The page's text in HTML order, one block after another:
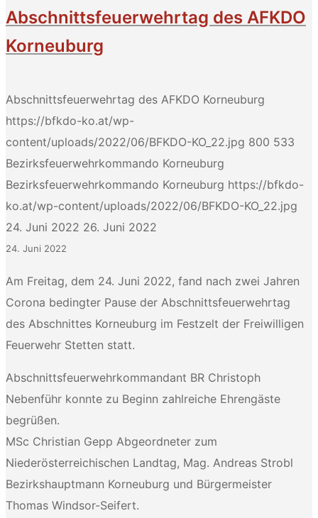
Abschnittsfeuerwehrtag des AFKDO
Korneuburg
Abschnittsfeuerwehrtag des AFKDO Korneuburg
https://bfkdo-ko.at/wp-
content/uploads/2022/06/BFKDO-KO_22.jpg 800 533
Bezirksfeuerwehrkommando Korneuburg
Bezirksfeuerwehrkommando Korneuburg https://bfkdo-
ko.at/wp-content/uploads/2022/06/BFKDO-KO_22.jpg
24. Juni 2022 26. Juni 2022
24. Juni 2022
Am Freitag, dem 24. Juni 2022, fand nach zwei Jahren
Corona bedingter Pause der Abschnittsfeuerwehrtag
des Abschnittes Korneuburg im Festzelt der Freiwilligen
Feuerwehr Stetten statt.
Abschnittsfeuerwehrkommandant BR Christoph
Nebenführ konnte zu Beginn zahlreiche Ehrengäste
begrüßen.
MSc Christian Gepp Abgeordneter zum
Niederösterreichischen Landtag, Mag. Andreas Strobl
Bezirkshauptmann Korneuburg und Bürgermeister
Thomas Windsor-Seifert.